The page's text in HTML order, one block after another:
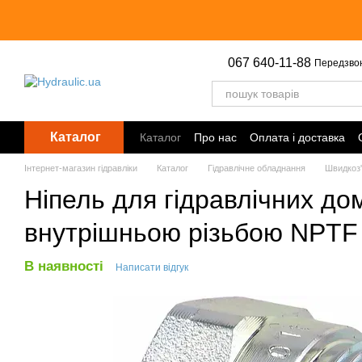
067 640-11-88
Каталог Каталог Про нас Оплата і доставка
Інтернет-магазин гідравліки Каталог Гідравлічне обладнання
Ніпель для гідравлічних
внутрішньою різьбою
В наявності Написати відгук